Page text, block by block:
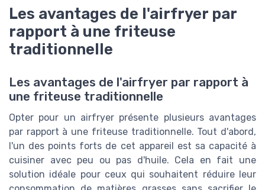
Les avantages de l'airfryer par
rapport à une friteuse
traditionnelle
Les avantages de l'airfryer par rapport à
une friteuse traditionnelle
Opter pour un airfryer présente plusieurs avantages
par rapport à une friteuse traditionnelle. Tout d'abord,
l'un des points forts de cet appareil est sa capacité à
cuisiner avec peu ou pas d'huile. Cela en fait une
solution idéale pour ceux qui souhaitent réduire leur